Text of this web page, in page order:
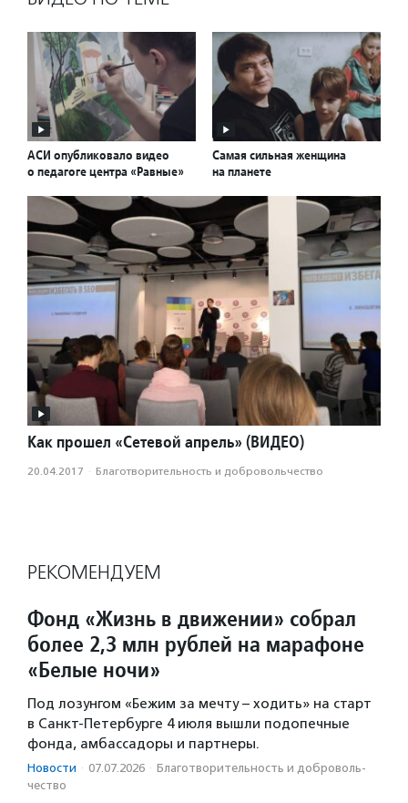
АСИ опубликовало видео
о педагоге центра «Равные»
Самая сильная женщина
на планете
Как прошел «Сетевой апрель» (ВИДЕО)
20.04.2017 · Благотвори­тель­ность и доброволь­чест­во
РЕКОМЕНДУЕМ
Фонд «Жизнь в движении» собрал
более 2,3 млн рублей на марафоне
«Белые ночи»
Под лозунгом «Бежим за мечту – ходить» на старт
в Санкт-Петербурге 4 июля вышли подопечные
фонда, амбассадоры и партнеры.
Новости · 07.07.2026 · Благотвори­тель­ность и доброволь­
чест­во